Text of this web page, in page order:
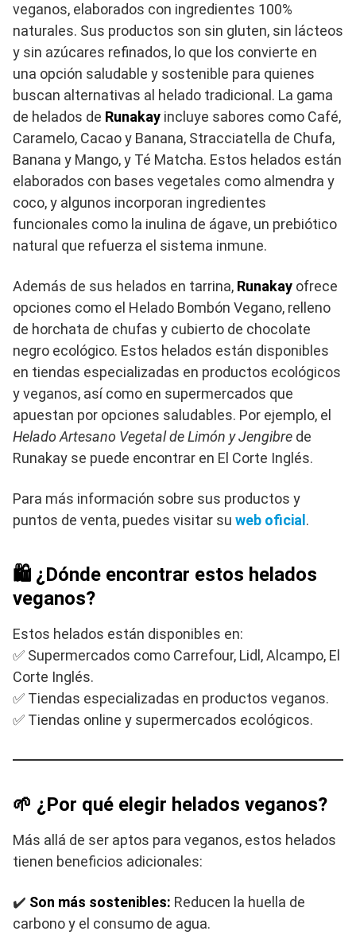
veganos, elaborados con ingredientes 100%
naturales. Sus productos son sin gluten, sin lácteos
y sin azúcares refinados, lo que los convierte en
una opción saludable y sostenible para quienes
buscan alternativas al helado tradicional. La gama
de helados de Runakay incluye sabores como Café,
Caramelo, Cacao y Banana, Stracciatella de Chufa,
Banana y Mango, y Té Matcha. Estos helados están
elaborados con bases vegetales como almendra y
coco, y algunos incorporan ingredientes
funcionales como la inulina de ágave, un prebiótico
natural que refuerza el sistema inmune.
Además de sus helados en tarrina, Runakay ofrece
opciones como el Helado Bombón Vegano, relleno
de horchata de chufas y cubierto de chocolate
negro ecológico. Estos helados están disponibles
en tiendas especializadas en productos ecológicos
y veganos, así como en supermercados que
apuestan por opciones saludables. Por ejemplo, el
Helado Artesano Vegetal de Limón y Jengibre de
Runakay se puede encontrar en El Corte Inglés.
Para más información sobre sus productos y
puntos de venta, puedes visitar su web oficial.
🛍️ ¿Dónde encontrar estos helados
veganos?
Estos helados están disponibles en:
✅ Supermercados como Carrefour, Lidl, Alcampo, El
Corte Inglés.
✅ Tiendas especializadas en productos veganos.
✅ Tiendas online y supermercados ecológicos.
🌱 ¿Por qué elegir helados veganos?
Más allá de ser aptos para veganos, estos helados
tienen beneficios adicionales:
✔️ Son más sostenibles: Reducen la huella de
carbono y el consumo de agua.